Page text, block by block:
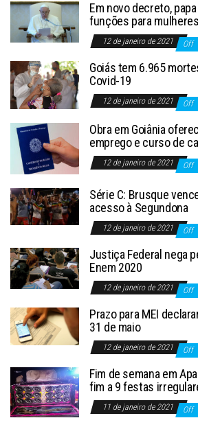
Em novo decreto,
funções para
12 de janeiro de 2021 Off
Goiás tem 6.965
Covid-19
12 de janeiro de 2021 Off
Obra em Goiânia
emprego e curso de
12 de janeiro de 2021 Off
Série C: Brusque
acesso à Segundona
12 de janeiro de 2021 Off
Justiça Federal nega
Enem 2020
12 de janeiro de 2021 Off
Prazo para MEI
31 de maio
12 de janeiro de 2021 Off
Fim de semana em
fim a 9 festas
11 de janeiro de 2021 Off